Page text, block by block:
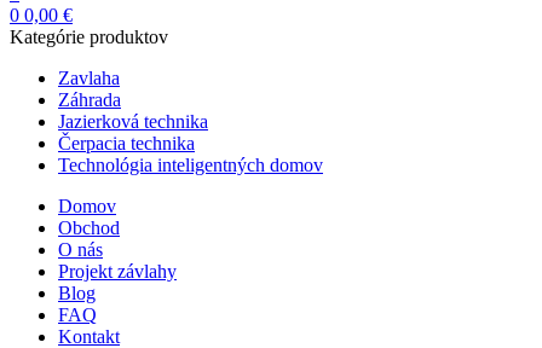
0 0,00 €
Kategórie produktov
Zavlaha
Záhrada
Jazierková technika
Čerpacia technika
Technológia inteligentných domov
Domov
Obchod
O nás
Projekt závlahy
Blog
FAQ
Kontakt